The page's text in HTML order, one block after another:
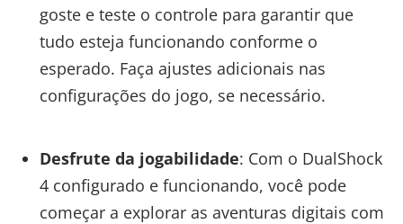
goste e teste o controle para garantir que
tudo esteja funcionando conforme o
esperado. Faça ajustes adicionais nas
configurações do jogo, se necessário.
Desfrute da jogabilidade: Com o DualShock
4 configurado e funcionando, você pode
começar a explorar as aventuras digitais com